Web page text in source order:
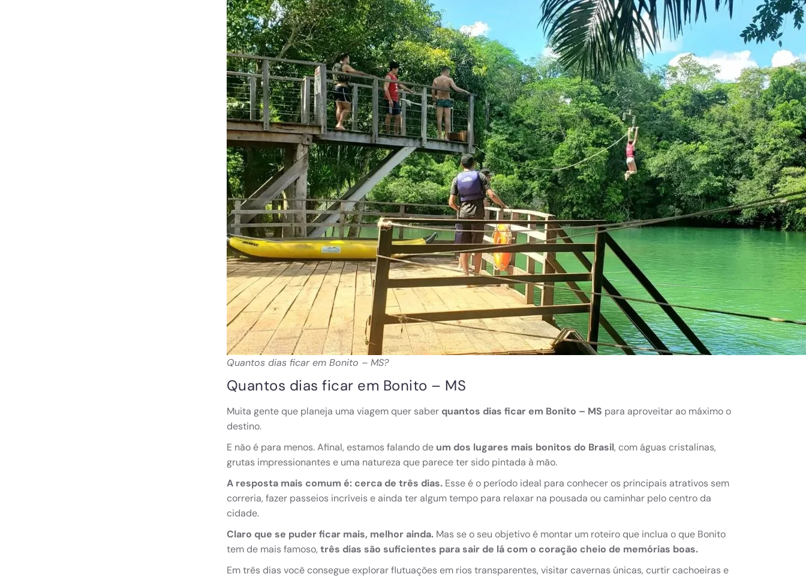
Quantos dias ficar em Bonito – MS?
Quantos dias ficar em Bonito – MS
Muita gente que planeja uma viagem quer saber quantos dias ficar em Bonito – MS para aproveitar ao máximo o
destino.
E não é para menos. Afinal, estamos falando de um dos lugares mais bonitos do Brasil, com águas cristalinas,
grutas impressionantes e uma natureza que parece ter sido pintada à mão.
A resposta mais comum é: cerca de três dias.Esse é o período ideal para conhecer os principais atrativos sem
correria, fazer passeios incríveis e ainda ter algum tempo para relaxar na pousada ou caminhar pelo centro da
cidade.
Claro que se puder ficar mais, melhor ainda. Mas se o seu objetivo é montar um roteiro que inclua o que Bonito
tem de mais famoso, três dias são suficientes para sair de lá com o coração cheio de memórias boas.
Em três dias você consegue explorar flutuações em rios transparentes, visitar cavernas únicas, curtir cachoeiras e